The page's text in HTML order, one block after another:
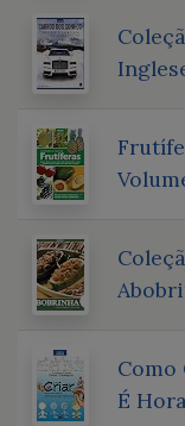
Como
É